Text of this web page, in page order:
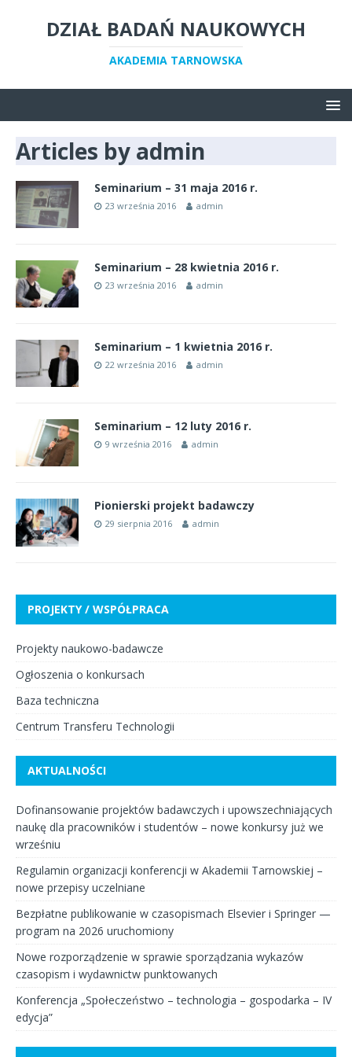
DZIAŁ BADAŃ NAUKOWYCH
AKADEMIA TARNOWSKA
Articles by admin
Seminarium – 31 maja 2016 r.
23 września 2016 admin
Seminarium – 28 kwietnia 2016 r.
23 września 2016 admin
Seminarium – 1 kwietnia 2016 r.
22 września 2016 admin
Seminarium – 12 luty 2016 r.
9 września 2016 admin
Pionierski projekt badawczy
29 sierpnia 2016 admin
PROJEKTY / WSPÓŁPRACA
Projekty naukowo-badawcze
Ogłoszenia o konkursach
Baza techniczna
Centrum Transferu Technologii
AKTUALNOŚCI
Dofinansowanie projektów badawczych i upowszechniających
naukę dla pracowników i studentów – nowe konkursy już we
wrześniu
Regulamin organizacji konferencji w Akademii Tarnowskiej –
nowe przepisy uczelniane
Bezpłatne publikowanie w czasopismach Elsevier i Springer —
program na 2026 uruchomiony
Nowe rozporządzenie w sprawie sporządzania wykazów
czasopism i wydawnictw punktowanych
Konferencja „Społeczeństwo – technologia – gospodarka – IV
edycja”